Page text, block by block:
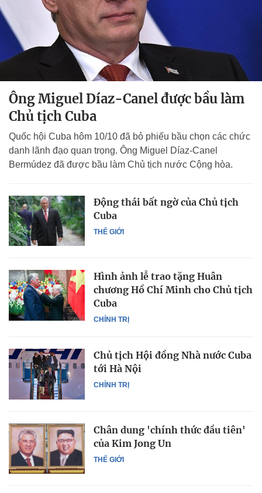
Ông Miguel Díaz-Canel được bầu làm
Chủ tịch Cuba
Quốc hội Cuba hôm 10/10 đã bỏ phiếu bầu chọn các chức
danh lãnh đạo quan trọng. Ông Miguel Díaz-Canel
Bermúdez đã được bầu làm Chủ tịch nước Cộng hòa.
THẾ GIỚI
Động thái bất ngờ của Chủ tịch
Cuba
CHÍNH TRỊ
Hình ảnh lễ trao tặng Huân
chương Hồ Chí Minh cho Chủ tịch
Cuba
CHÍNH TRỊ
Chủ tịch Hội đồng Nhà nước Cuba
tới Hà Nội
THẾ GIỚI
Chân dung 'chính thức đầu tiên'
của Kim Jong Un